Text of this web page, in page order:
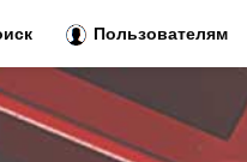
Пользователям